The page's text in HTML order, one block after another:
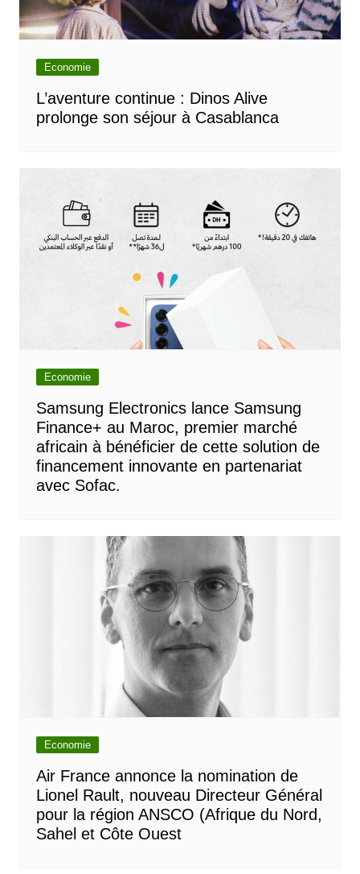
Economie
L’aventure continue : Dinos Alive
prolonge son séjour à Casablanca
Economie
Samsung Electronics lance Samsung
Finance+ au Maroc, premier marché
africain à bénéficier de cette solution de
financement innovante en partenariat
avec Sofac.
Economie
Air France annonce la nomination de
Lionel Rault, nouveau Directeur Général
pour la région ANSCO (Afrique du Nord,
Sahel et Côte Ouest